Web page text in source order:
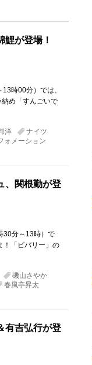
が登場！
時00分）では、
め「すんごいで
洋
ナイツ
ォメーション
、関根勤が登
30分～13時）で
！「ビバリー」の
磯山さやか
春風亭昇太
有吉弘行が登